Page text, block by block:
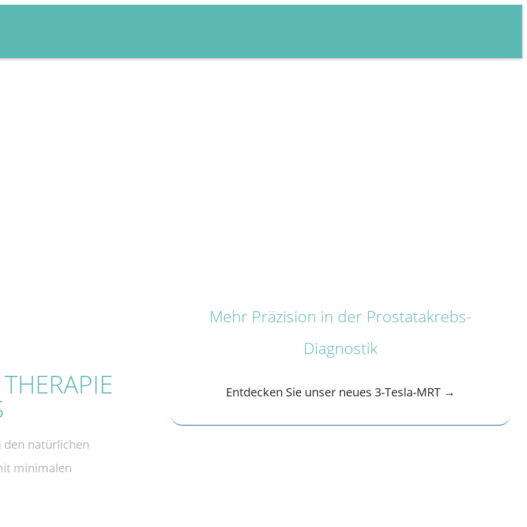
den natürlichen
minimalen
Mehr Präzision in der Prostatakrebs-
Diagnostik
Entdecken Sie unser neues 3-Tesla-MRT →